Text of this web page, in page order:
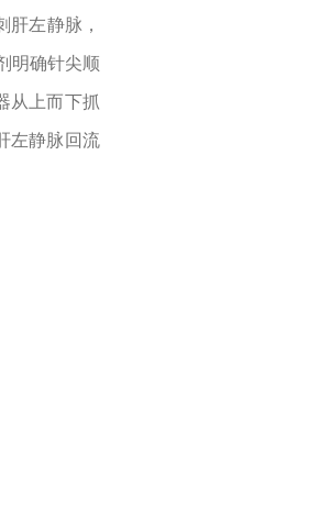
左静脉，
明确针尖顺
从上而下抓
左静脉回流